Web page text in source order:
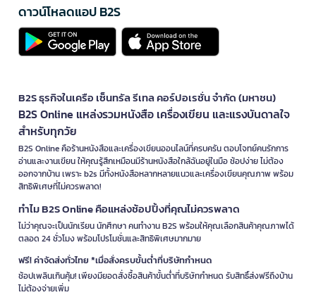
ดาวน์โหลดแอป B2S
B2S ธุรกิจในเครือ เซ็นทรัล รีเทล คอร์ปอเรชั่น จำกัด (มหาชน)
B2S Online แหล่งรวมหนังสือ เครื่องเขียน และแรงบันดาลใจ
สำหรับทุกวัย
B2S Online คือร้านหนังสือและเครื่องเขียนออนไลน์ที่ครบครัน ตอบโจทย์คนรักการ
อ่านและงานเขียน ให้คุณรู้สึกเหมือนมีร้านหนังสือใกล้ฉันอยู่ในมือ ช้อปง่าย ไม่ต้อง
ออกจากบ้าน เพราะ b2s มีทั้งหนังสือหลากหลายแนวและเครื่องเขียนคุณภาพ พร้อม
สิทธิพิเศษที่ไม่ควรพลาด!
ทำไม B2S Online คือแหล่งช้อปปิ้งที่คุณไม่ควรพลาด
ไม่ว่าคุณจะเป็นนักเรียน นักศึกษา คนทำงาน B2S พร้อมให้คุณเลือกสินค้าคุณภาพได้
ตลอด 24 ชั่วโมง พร้อมโปรโมชั่นและสิทธิพิเศษมากมาย
ฟรี! ค่าจัดส่งทั่วไทย *เมื่อสั่งครบขั้นต่ำที่บริษัทกำหนด
ช้อปเพลินเกินคุ้ม! เพียงมียอดสั่งซื้อสินค้าขั้นต่ำที่บริษัทกำหนด รับสิทธิ์ส่งฟรีถึงบ้าน
ไม่ต้องจ่ายเพิ่ม